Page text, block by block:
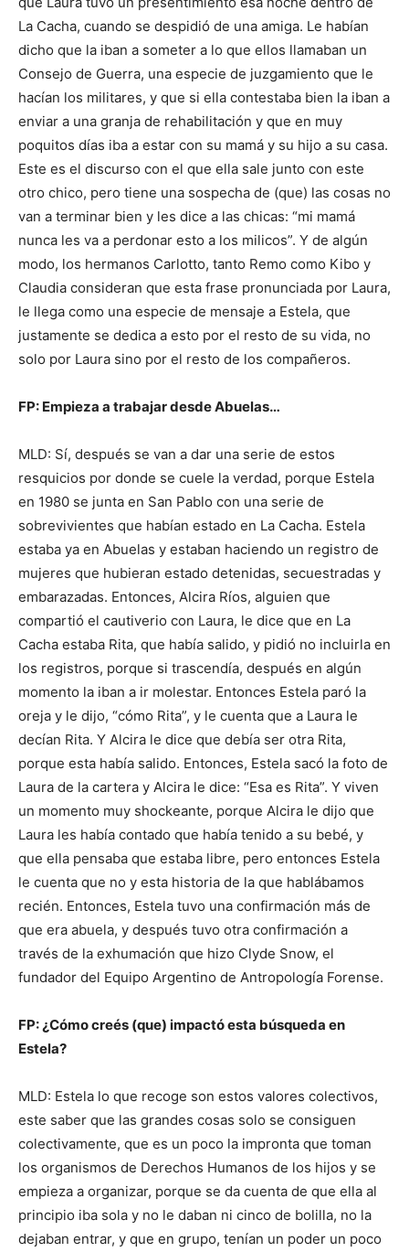
La Cacha, cuando se despidió de una amiga. Le habían
dicho que la iban a someter a lo que ellos llamaban un
Consejo de Guerra, una especie de juzgamiento que le
hacían los militares, y que si ella contestaba bien la iban a
enviar a una granja de rehabilitación y que en muy
poquitos días iba a estar con su mamá y su hijo a su casa.
Este es el discurso con el que ella sale junto con este
otro chico, pero tiene una sospecha de (que) las cosas no
van a terminar bien y les dice a las chicas: “mi mamá
nunca les va a perdonar esto a los milicos”. Y de algún
modo, los hermanos Carlotto, tanto Remo como Kibo y
Claudia consideran que esta frase pronunciada por Laura,
le llega como una especie de mensaje a Estela, que
justamente se dedica a esto por el resto de su vida, no
solo por Laura sino por el resto de los compañeros.
FP: Empieza a trabajar desde Abuelas…
MLD: Sí, después se van a dar una serie de estos
resquicios por donde se cuele la verdad, porque Estela
en 1980 se junta en San Pablo con una serie de
sobrevivientes que habían estado en La Cacha. Estela
estaba ya en Abuelas y estaban haciendo un registro de
mujeres que hubieran estado detenidas, secuestradas y
embarazadas. Entonces, Alcira Ríos, alguien que
compartió el cautiverio con Laura, le dice que en La
Cacha estaba Rita, que había salido, y pidió no incluirla en
los registros, porque si trascendía, después en algún
momento la iban a ir molestar. Entonces Estela paró la
oreja y le dijo, “cómo Rita”, y le cuenta que a Laura le
decían Rita. Y Alcira le dice que debía ser otra Rita,
porque esta había salido. Entonces, Estela sacó la foto de
Laura de la cartera y Alcira le dice: “Esa es Rita”. Y viven
un momento muy shockeante, porque Alcira le dijo que
Laura les había contado que había tenido a su bebé, y
que ella pensaba que estaba libre, pero entonces Estela
le cuenta que no y esta historia de la que hablábamos
recién. Entonces, Estela tuvo una confirmación más de
que era abuela, y después tuvo otra confirmación a
través de la exhumación que hizo Clyde Snow, el
fundador del Equipo Argentino de Antropología Forense.
FP:¿Cómo creés (que) impactó esta búsqueda en
Estela?
MLD: Estela lo que recoge son estos valores colectivos,
este saber que las grandes cosas solo se consiguen
colectivamente, que es un poco la impronta que toman
los organismos de Derechos Humanos de los hijos y se
empieza a organizar, porque se da cuenta de que ella al
principio iba sola y no le daban ni cinco de bolilla, no la
dejaban entrar, y que en grupo, tenían un poder un poco